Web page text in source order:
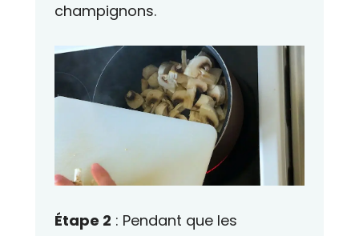
champignons.
Étape 2 : Pendant que les